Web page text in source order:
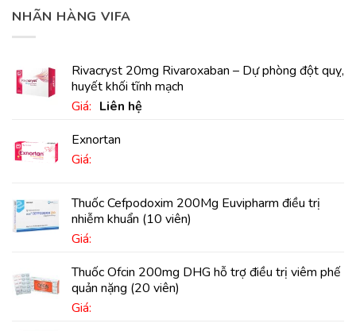
NHÃN HÀNG VIFA
Rivacryst 20mg Rivaroxaban – Dự phòng đột quỵ,
huyết khối tĩnh mạch
Giá: Liên hệ
Exnortan
Giá:
Thuốc Cefpodoxim 200Mg Euvipharm điều trị
nhiễm khuẩn (10 viên)
Giá:
Thuốc Ofcin 200mg DHG hỗ trợ điều trị viêm phế
quản nặng (20 viên)
Giá: